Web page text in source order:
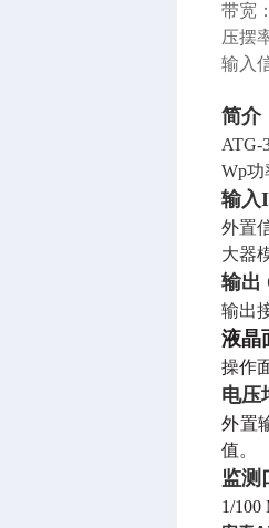
带宽
压摆
输入
简介
ATG-
Wp
输入
外置
大器
输出
输出
液晶
操作
电压
外置
值。
监测
1/